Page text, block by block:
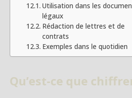
Utilisation dans les
légaux
Rédaction de lettres et de
contrats
Exemples dans le quotidien
Qu’est-ce que